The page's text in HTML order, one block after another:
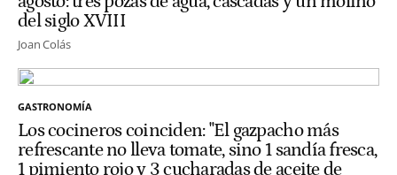
del siglo XVIII
Joan Colás
GASTRONOMÍA
Los cocineros coinciden: "El gazpacho más
refrescante no lleva tomate, sino 1 sandía fresca,
1 pimiento rojo y 3 cucharadas de aceite de